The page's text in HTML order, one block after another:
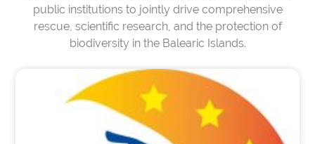
public institutions to jointly drive comprehensive
rescue, scientific research, and the protection of
biodiversity in the Balearic Islands.